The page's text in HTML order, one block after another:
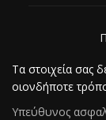
Τα στοιχεία σας
οιονδήποτε
Υπεύθυνος